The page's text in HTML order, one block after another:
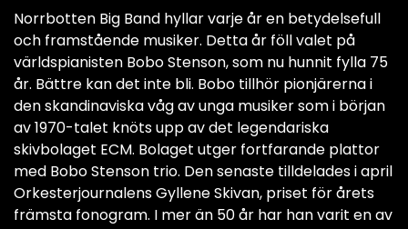
Norrbotten Big Band hyllar varje år en betydelsefull
och framstående musiker. Detta år föll valet på
världspianisten Bobo Stenson, som nu hunnit fylla 75
år. Bättre kan det inte bli. Bobo tillhör pionjärerna i
den skandinaviska våg av unga musiker som i början
av 1970-talet knöts upp av det legendariska
skivbolaget ECM. Bolaget utger fortfarande plattor
med Bobo Stenson trio. Den senaste tilldelades i april
Orkesterjournalens Gyllene Skivan, priset för årets
främsta fonogram. I mer än 50 år har han varit en av